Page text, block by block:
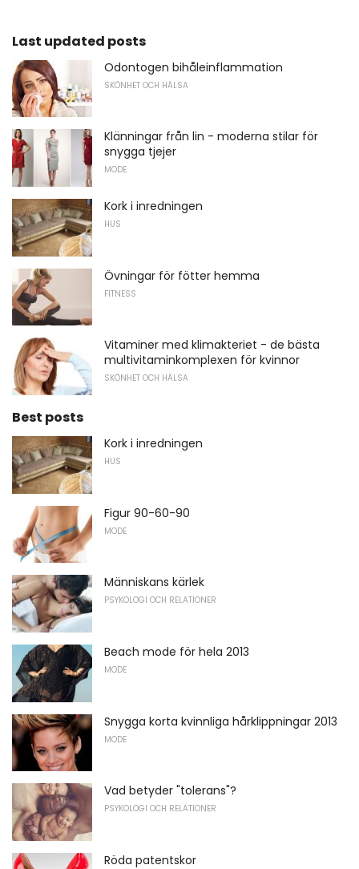
Last updated posts
Odontogen bihåleinflammation
SKÖNHET OCH HÄLSA
Klänningar från lin - moderna stilar för
snygga tjejer
MODE
Kork i inredningen
HUS
Övningar för fötter hemma
FITNESS
Vitaminer med klimakteriet - de bästa
multivitaminkomplexen för kvinnor
SKÖNHET OCH HÄLSA
Best posts
Kork i inredningen
HUS
Figur 90-60-90
MODE
Människans kärlek
PSYKOLOGI OCH RELATIONER
Beach mode för hela 2013
MODE
Snygga korta kvinnliga hårklippningar 2013
MODE
Vad betyder "tolerans"?
PSYKOLOGI OCH RELATIONER
Röda patentskor